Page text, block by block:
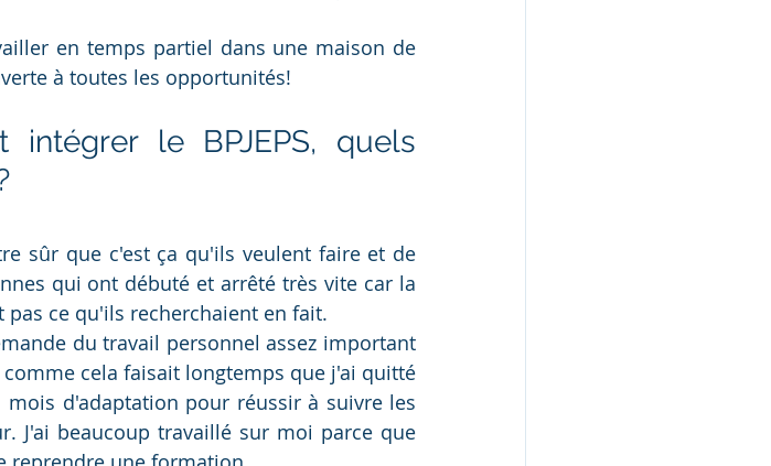
en temps partiel dans une maison de
à toutes les opportunités!
intégrer le BPJEPS, quels
sûr que c'est ça qu'ils veulent faire et de
qui ont débuté et arrêté très vite car la
ce qu'ils recherchaient en fait.
du travail personnel assez important
cela faisait longtemps que j'ai quitté
d'adaptation pour réussir à suivre les
J'ai beaucoup travaillé sur moi parce que